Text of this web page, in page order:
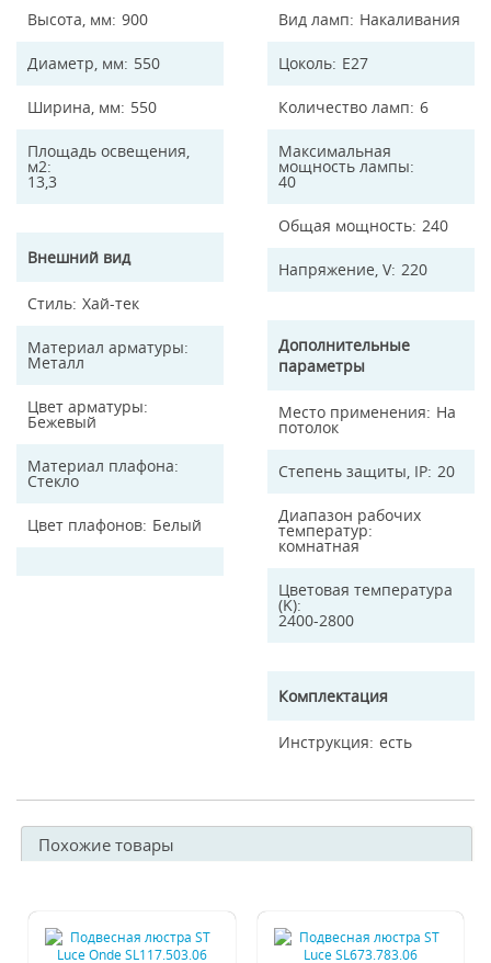
Высота, мм 900
Диаметр, мм 550
Ширина, мм 550
Площадь освещения,
м2
13,3
Внешний вид
Стиль Хай-тек
Материал арматуры
Металл
Цвет арматуры
Бежевый
Материал плафона
Стекло
Цвет плафонов Белый
Вид ламп Накаливания
Цоколь E27
Количество ламп 6
Максимальная
мощность лампы
40
Общая мощность 240
Напряжение, V 220
Дополнительные
параметры
Место применения На
потолок
Степень защиты, IP 20
Диапазон рабочих
температур
комнатная
Цветовая температура
(K)
2400-2800
Комплектация
Инструкция есть
Похожие товары